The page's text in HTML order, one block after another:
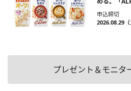
申込締切
2026.08.29
プレゼント＆モニタ